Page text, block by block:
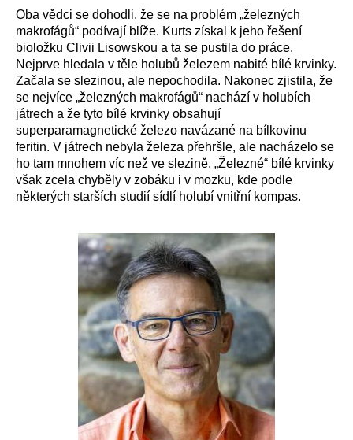
Oba vědci se dohodli, že se na problém „železných
makrofágů“ podívají blíže. Kurts získal k jeho řešení
bioložku Clivii Lisowskou a ta se pustila do práce.
Nejprve hledala v těle holubů železem nabité bílé krvinky.
Začala se slezinou, ale nepochodila. Nakonec zjistila, že
se nejvíce „železných makrofágů“ nachází v holubích
játrech a že tyto bílé krvinky obsahují
superparamagnetické železo navázané na bílkovinu
feritin. V játrech nebyla železa přehršle, ale nacházelo se
ho tam mnohem víc než ve slezině. „Železné“ bílé krvinky
však zcela chyběly v zobáku i v mozku, kde podle
některých starších studií sídlí holubí vnitřní kompas.